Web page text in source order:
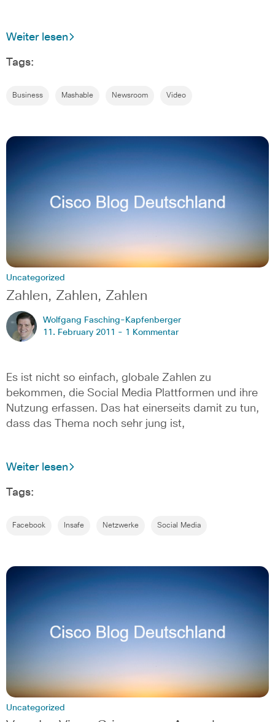
Weiter lesen
Tags:
Business Mashable Newsroom Video
Uncategorized
Zahlen, Zahlen, Zahlen
Wolfgang Fasching-Kapfenberger
11. February 2011 - 1 Kommentar
Es ist nicht so einfach, globale Zahlen zu
bekommen, die Social Media Plattformen und ihre
Nutzung erfassen. Das hat einerseits damit zu tun,
dass das Thema noch sehr jung ist,
Weiter lesen
Tags:
Facebook Insafe Netzwerke Social Media
Uncategorized